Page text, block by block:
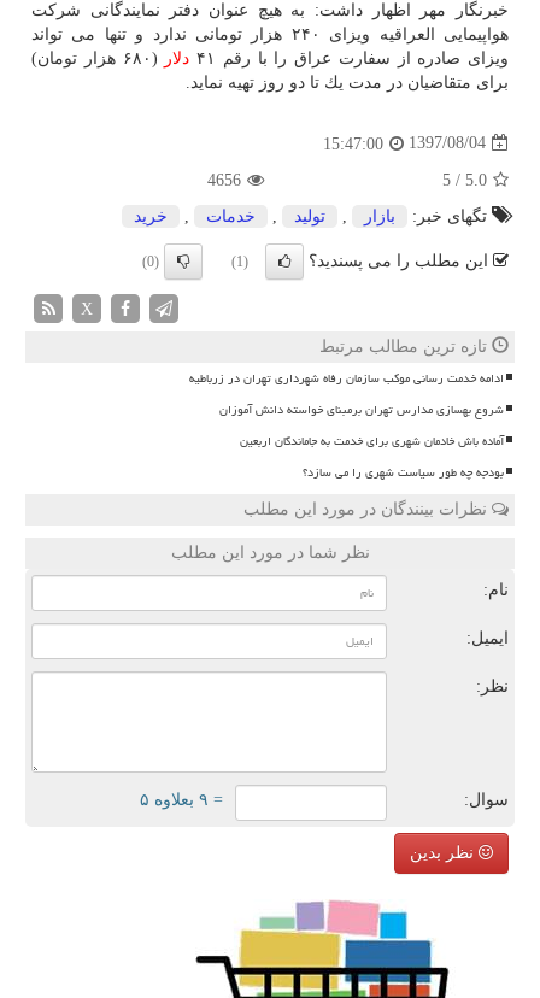
خبرنگار مهر اظهار داشت: به هیچ عنوان دفتر نمایندگانی شركت
هواپیمایی العراقیه ویزای ۲۴۰ هزار تومانی ندارد و تنها می تواند
ویزای صادره از سفارت عراق را با رقم ۴۱
دلار
(۶۸۰ هزار تومان)
برای متقاضیان در مدت یك تا دو روز تهیه نماید.
1397/08/04
15:47:00
5.0
/
5
4656
تگهای خبر:
بازار تولید خدمات خرید
این مطلب را می پسندید؟ (1)
(0)
X
تازه ترین مطالب مرتبط
ادامه خدمت رسانی موکب سازمان رفاه شهرداری تهران در زرباطیه
شروع بهسازی مدارس تهران برمبنای خواسته دانش آموزان
آماده باش خادمان شهری برای خدمت به جاماندگان اربعین
بودجه چه طور سیاست شهری را می سازد؟
نظرات بینندگان در مورد این مطلب
نظر شما در مورد این مطلب
نام:
ایمیل:
نظر:
سوال: = ۹ بعلاوه ۵
نظر بدین